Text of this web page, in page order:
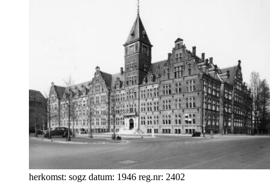
herkomst: sogz datum: 1946 reg.nr: 2402